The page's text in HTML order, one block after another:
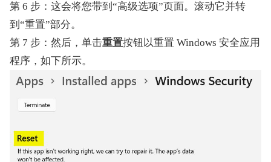
第 6 步：这会将您带到“高级选项”页面。滚动它并转
到“重置”部分。
第 7 步：然后，单击重置按钮以重置 Windows 安全应用
程序，如下所示。